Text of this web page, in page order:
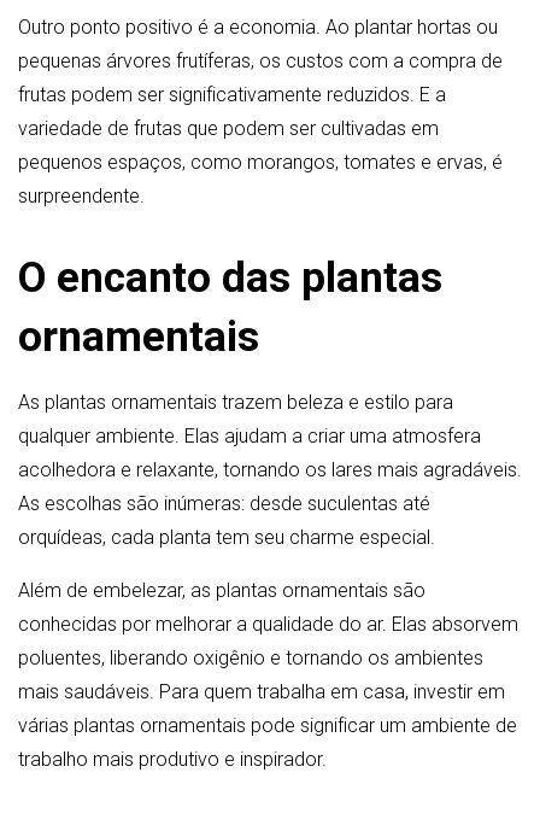
Outro ponto positivo é a economia. Ao plantar hortas ou
pequenas árvores frutíferas, os custos com a compra de
frutas podem ser significativamente reduzidos. E a
variedade de frutas que podem ser cultivadas em
pequenos espaços, como morangos, tomates e ervas, é
surpreendente.
O encanto das plantas
ornamentais
As plantas ornamentais trazem beleza e estilo para
qualquer ambiente. Elas ajudam a criar uma atmosfera
acolhedora e relaxante, tornando os lares mais agradáveis.
As escolhas são inúmeras: desde suculentas até
orquídeas, cada planta tem seu charme especial.
Além de embelezar, as plantas ornamentais são
conhecidas por melhorar a qualidade do ar. Elas absorvem
poluentes, liberando oxigênio e tornando os ambientes
mais saudáveis. Para quem trabalha em casa, investir em
várias plantas ornamentais pode significar um ambiente de
trabalho mais produtivo e inspirador.